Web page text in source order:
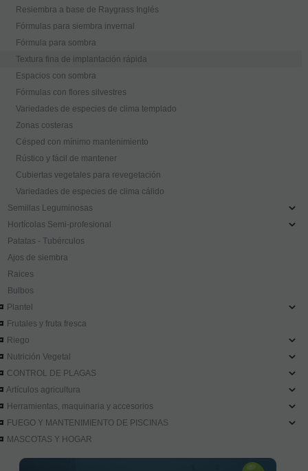
Resiembra a base de Raygrass Inglés
Fórmulas para siembra invernal
Fórmula para sombra
Textura fina de implantación rápida
Espacios con sombra
Fórmulas con flores silvestres
Variedades de especies de clima templado
Zonas costeras
Césped con mínimo mantenimiento
Rústico y fácil de mantener
Cubiertas vegetales para revegetación
Variedades de especies de clima cálido
Semillas Leguminosas
Hortícolas Semi-profesional
Patatas - Tubérculos
Ajos de siembra
Raices
Bulbos
Plantel
Frutales y fruta fresca
Riego
Nutrición Vegetal
CONTROL DE PLAGAS
Artículos agricultura
Herramientas, maquinaria y accesorios
FUEGO Y MANTENIMIENTO DE PISCINAS
MASCOTAS Y HOGAR